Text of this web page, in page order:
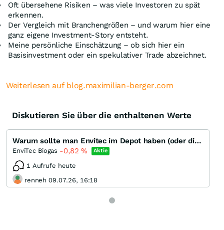
Oft übersehene Risiken – was viele Investoren zu spät
erkennen.
Der Vergleich mit Branchengrößen – und warum hier eine
ganz eigene Investment-Story entsteht.
Meine persönliche Einschätzung – ob sich hier ein
Basisinvestment oder ein spekulativer Trade abzeichnet.
Weiterlesen auf blog.maximilian-berger.com
Diskutieren Sie über die enthaltenen Werte
Warum sollte man Envitec im Depot haben (oder die Finger davon lassen)
EnviTec Biogas -0,82% Aktie
1 Aufrufe heute
renneh 09.07.26, 16:18